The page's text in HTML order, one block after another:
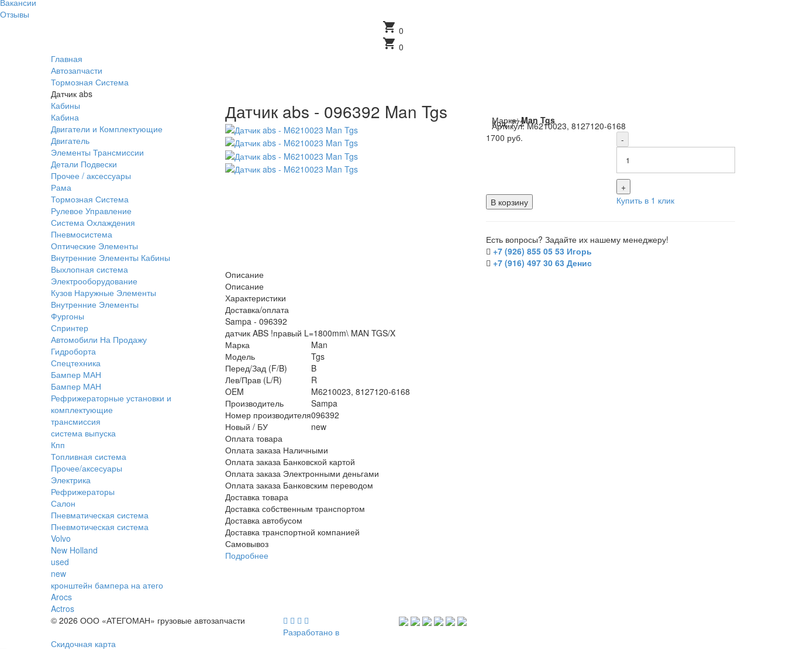
Отзывы
shopping_cart 0
shopping_cart 0
Главная
Автозапчасти
Тормозная Система
Датчик abs
Датчик abs - 096392 Man Tgs Марка:Man Tgs
Код:772
Артикул:M6210023, 8127120-6168
1700 руб.
-
+
В корзину
Купить в 1 клик
Есть вопросы? Задайте их нашему менеджеру!
+7 (926) 855 05 53 Игорь
+7 (916) 497 30 63 Денис
Описание
Описание
Характеристики
Доставка/оплата
Sampa - 096392
датчик ABS !правый L=1800mm\ MAN TGS/X
Марка
Man
Модель
Tgs
Перед/Зад (F/B)
B
Лев/Прав (L/R)
R
OEM
M6210023, 8127120-6168
Производитель
Sampa
Номер производителя096392
Новый / БУ
new
Оплата товара
Оплата заказа Наличными
Оплата заказа Банковской картой
Оплата заказа Электронными деньгами
Оплата заказа Банковским переводом
Доставка товара
Доставка собственным транспортом
Доставка автобусом
Доставка транспортной компанией
Самовывоз
Подробнее
Кабины
Кабина
Двигатели и Комплектующие
Двигатель
Элементы Трансмиссии
Детали Подвески
Прочее / аксессуары
Рама
Тормозная Система
Рулевое Управление
Система Охлаждения
Пневмосистема
Оптические Элементы
Внутренние Элементы Кабины
Выхлопная система
Электрооборудование
Кузов Наружные Элементы
Внутренние Элементы
Фургоны
Спринтер
Автомобили На Продажу
Гидроборта
Спецтехника
Бампер МАН
Бампер МАН
Рефрижераторные установки и
комплектующие
трансмиссия
система выпуска
Кпп
Топливная система
Прочее/аксесуары
Электрика
Рефрижераторы
Салон
Пневматическая система
Пневмотическая система
Volvo
New Holland
used
new
кронштейн бампера на атего
Arocs
Actros
© 2026 ООО «АТЕГОМАН» грузовые автозапчасти
Разработано в
Скидочная карта